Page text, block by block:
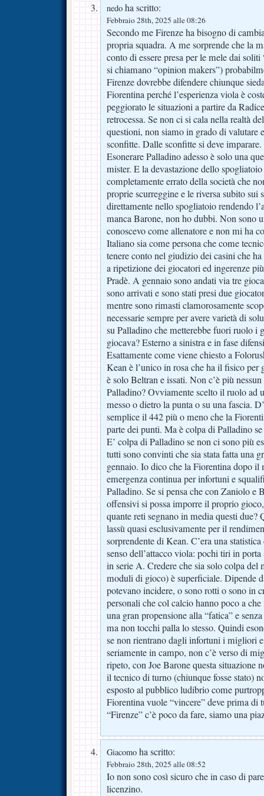
nedo ha scritto:
Febbraio 28th, 2025 alle 08:26
Secondo me Firenze ha bisogno di
propria squadra. A me sorprende che la
conto di essere presa per le mele dai
si chiamano “opinion makers”)
Firenze dovrebbe difendere chiunque
Fiorentina perché l’esperienza viola è
peggiorato le situazioni a partire da
retrocessa. Se non ci si cala nella realtà
questioni, non siamo in grado di valutare
sconfitte. Dalle sconfitte si deve
Esonerare Palladino adesso è solo una
mister. E la devastazione dello
completamente errato della società che
proprie scurreggine e le riversa subito sui
direttamente nello spogliatoio rendendo
manca Barone, non ho dubbi. Non sono
conoscevo come allenatore e non mi ha
Italiano sia come persona che come
tenere conto nel giudizio dei casini che
a ripetizione dei giocatori ed ingerenze
Pradè. A gennaio sono andati via tre
sono arrivati e sono stati presi due
mentre sono rimasti clamorosamente
necessarie sempre per avere varietà di
su Palladino che metterebbe fuori ruolo
giocava? Esterno a sinistra e in fase
Esattamente come viene chiesto a
Kean è l’unico in rosa che ha il fisico per
è solo Beltran e issati. Non c’è più
Palladino? Ovviamente scelto il ruolo ad
messo o dietro la punta o su una fascia.
semplice il 442 più o meno che la
parte dei punti. Ma è colpa di Palladino
E’ colpa di Palladino se non ci sono più
tutti sono convinti che sia stata fatta una
gennaio. Io dico che la Fiorentina dopo il
emergenza continua per infortuni e
Palladino. Se si pensa che con Zaniolo e
offensivi si possa imporre il proprio
quante reti segnano in media questi due?
lassù quasi esclusivamente per il
sorprendente di Kean. C’era una
senso dell’attacco viola: pochi tiri in
in serie A. Credere che sia solo colpa
moduli di gioco) è superficiale. Dipende
potevano incidere, o sono rotti o sono in
personali che col calcio hanno poco a
una gran propensione alla “fatica” e
ma non tocchi palla lo stesso. Quindi
se non rientrano dagli infortuni i migliori
seriamente in campo, non c’è verso di
ripeto, con Joe Barone questa situazione
il tecnico di turno (chiunque fosse stato)
esposto al pubblico ludibrio come
Fiorentina vuole “vincere” deve prima di
“Firenze” c’è poco da fare, siamo una
Giacomo ha scritto:
Febbraio 28th, 2025 alle 08:52
Io non sono così sicuro che in caso di
licenzino.